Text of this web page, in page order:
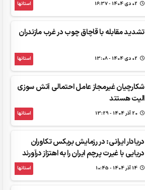
استانها
تشدید مقابله با قاچاق چوب در غرب مازندران
استانها
شکارچیان غیرمجاز عامل احتمالی آتش سوزی
الیت هستند
استانها
دریادار ایرانی:‌ در رزمایش ‌بریکس‌ تکاوران
دریایی با غیرت پرچم ایران را به اهتزاز درآورند
استانها